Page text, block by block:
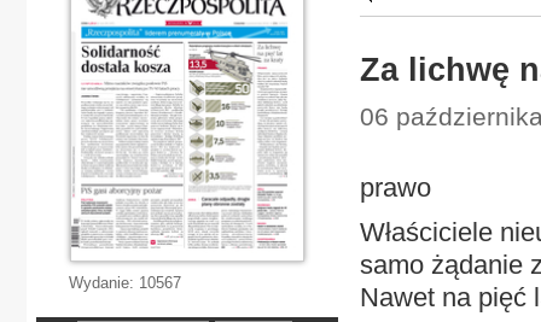
Za lichwę
06
prawo
Właściciele
samo żądanie
Nawet na pięć
Wydanie: 10567